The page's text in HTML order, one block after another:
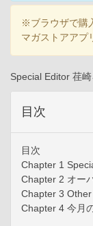
※ブラウザで購
マガストアアプ
Special Editor 荏
目次
目次
Chapter 1
Chapter 2 オー
Chapter 3
Chapter 4 今月